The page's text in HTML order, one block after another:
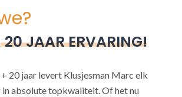
20 JAAR ERVARING!
+ 20 jaar levert Klusjesman Marc elk
absolute topkwaliteit. Of het nu